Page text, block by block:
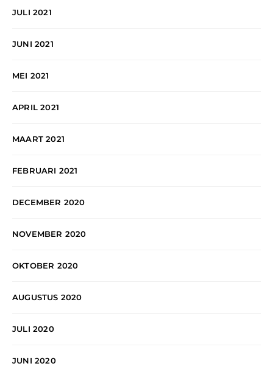
JULI 2021
JUNI 2021
MEI 2021
APRIL 2021
MAART 2021
FEBRUARI 2021
DECEMBER 2020
NOVEMBER 2020
OKTOBER 2020
AUGUSTUS 2020
JULI 2020
JUNI 2020